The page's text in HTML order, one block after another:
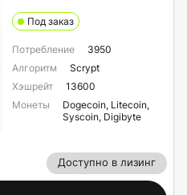
Под заказ
Потребление
3950
Алгоритм
Scrypt
Хэшрейт
13600
Монеты
Dogecoin, Litecoin,
Syscoin, Digibyte
Доступно в лизинг